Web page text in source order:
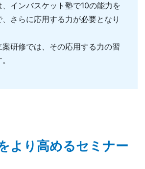
、インバスケット塾で10の能力を
さらに応用する力が必要となり
研修では、その応用する力の習
より高めるセミナー